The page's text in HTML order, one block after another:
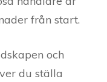
från start.
och
du ställa